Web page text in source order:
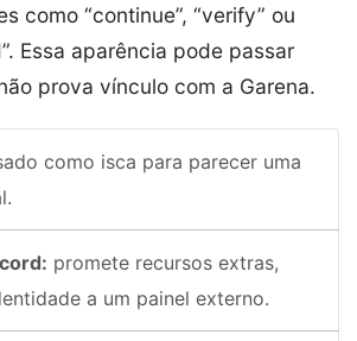
como “continue”, “verify” ou
Essa aparência pode passar
prova vínculo com a Garena.
como isca para parecer uma
promete recursos extras,
a um painel externo.